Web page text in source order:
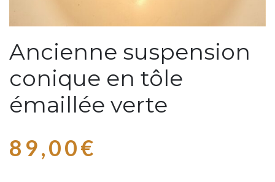
Ancienne suspension
conique en tôle
émaillée verte
89,00€